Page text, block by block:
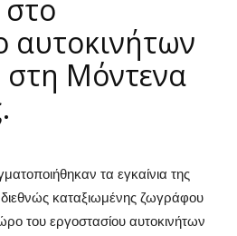
αυτοκινήτων
στη Μόντενα
τα εγκαίνια της
καταξιωμένης ζωγράφου
του εργοστασίου αυτοκινήτων